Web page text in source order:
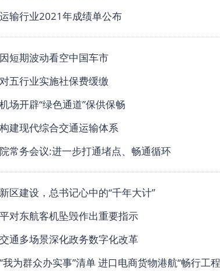
输行业2021年成绩单公布
短期波动看空中国车市
五行业实施社保费缓缴
场开辟“绿色通道”保供保畅
建现代综合交通运输体系
常务会议:进一步打通堵点、畅通循环
区建设，总书记心中的“千年大计”
对东航客机坠毁作出重要指示
通多场景深化政务数字化改革
我为群众办实事”清单 进口电商货物港航“畅行工